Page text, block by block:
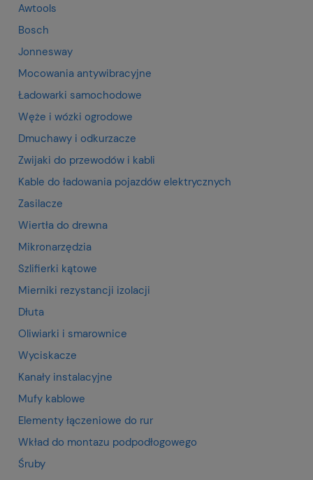
Awtools
Bosch
Jonnesway
Mocowania antywibracyjne
Ładowarki samochodowe
Węże i wózki ogrodowe
Dmuchawy i odkurzacze
Zwijaki do przewodów i kabli
Kable do ładowania pojazdów elektrycznych
Zasilacze
Wiertła do drewna
Mikronarzędzia
Szlifierki kątowe
Mierniki rezystancji izolacji
Dłuta
Oliwiarki i smarownice
Wyciskacze
Kanały instalacyjne
Mufy kablowe
Elementy łączeniowe do rur
Wkład do montazu podpodłogowego
Śruby